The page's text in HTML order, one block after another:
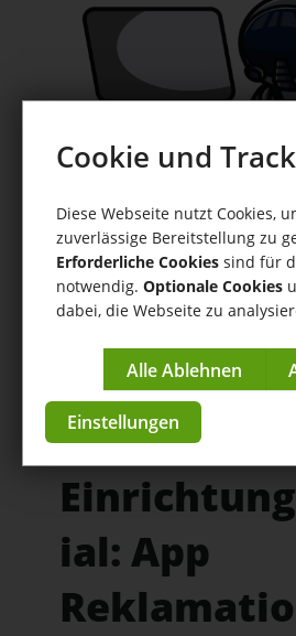
Inhaltsverzeichnis
1. Einstellungen
Weitere Schritte
Weitere Tutorials
ial: App
Cookie und
Diese Webseite nutzt Cookies,
zuverlässige Bereitstellung zu
Erforderliche Cookies sind für
notwendig. Optionale Cookies
dabei, die Webseite zu
Impressum|
Einstellungen